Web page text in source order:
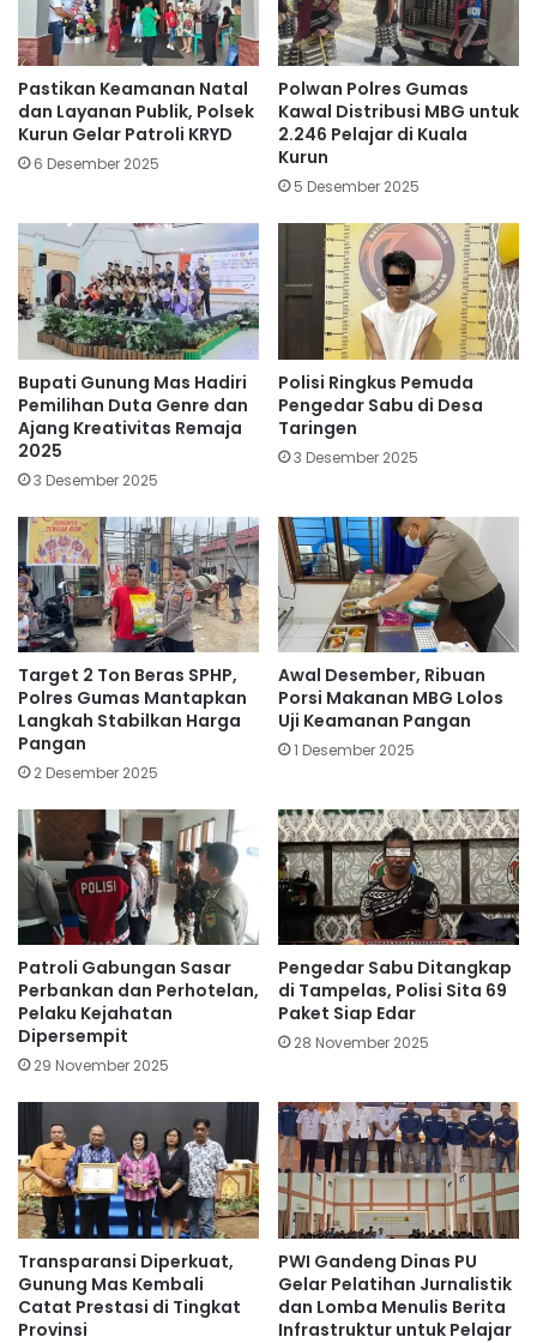
Pastikan Keamanan Natal
dan Layanan Publik, Polsek
Kurun Gelar Patroli KRYD
6 Desember 2025
Polwan Polres Gumas
Kawal Distribusi MBG untuk
2.246 Pelajar di Kuala
Kurun
5 Desember 2025
Bupati Gunung Mas Hadiri
Pemilihan Duta Genre dan
Ajang Kreativitas Remaja
2025
3 Desember 2025
Polisi Ringkus Pemuda
Pengedar Sabu di Desa
Taringen
3 Desember 2025
Target 2 Ton Beras SPHP,
Polres Gumas Mantapkan
Langkah Stabilkan Harga
Pangan
2 Desember 2025
Awal Desember, Ribuan
Porsi Makanan MBG Lolos
Uji Keamanan Pangan
1 Desember 2025
Patroli Gabungan Sasar
Perbankan dan Perhotelan,
Pelaku Kejahatan
Dipersempit
29 November 2025
Pengedar Sabu Ditangkap
di Tampelas, Polisi Sita 69
Paket Siap Edar
28 November 2025
Transparansi Diperkuat,
Gunung Mas Kembali
Catat Prestasi di Tingkat
Provinsi
PWI Gandeng Dinas PU
Gelar Pelatihan Jurnalistik
dan Lomba Menulis Berita
Infrastruktur untuk Pelajar